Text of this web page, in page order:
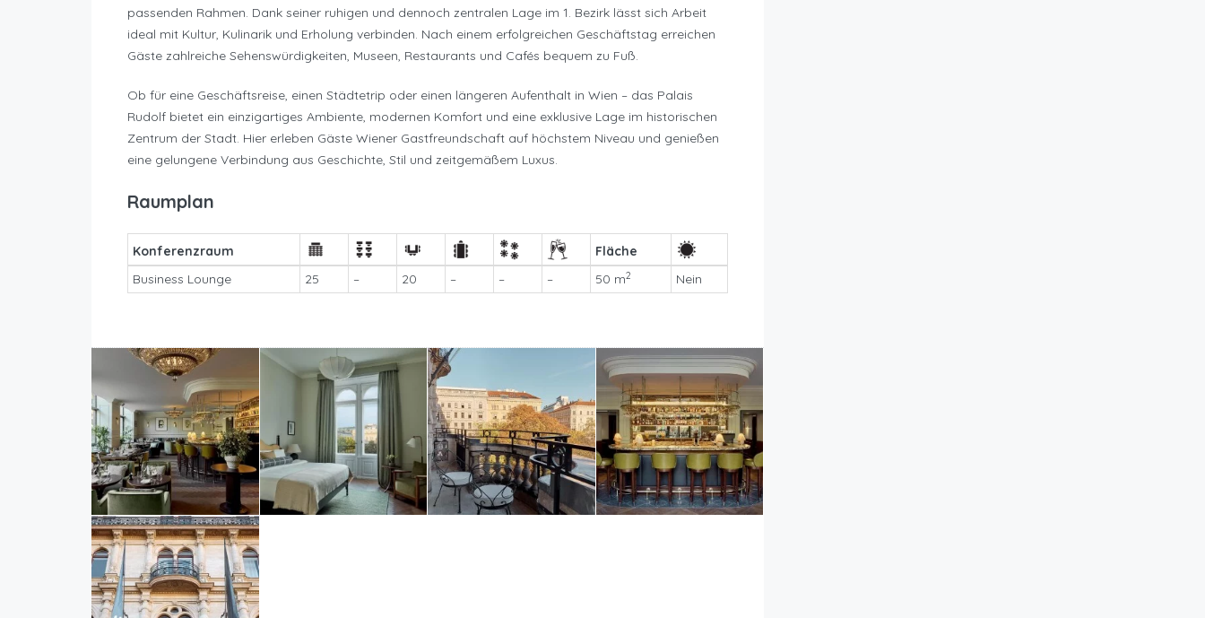
passenden Rahmen. Dank seiner ruhigen und dennoch zentralen Lage im 1. Bezirk lässt sich Arbeit
ideal mit Kultur, Kulinarik und Erholung verbinden. Nach einem erfolgreichen Geschäftstag erreichen
Gäste zahlreiche Sehenswürdigkeiten, Museen, Restaurants und Cafés bequem zu Fuß.
Ob für eine Geschäftsreise, einen Städtetrip oder einen längeren Aufenthalt in Wien – das Palais
Rudolf bietet ein einzigartiges Ambiente, modernen Komfort und eine exklusive Lage im historischen
Zentrum der Stadt. Hier erleben Gäste Wiener Gastfreundschaft auf höchstem Niveau und genießen
eine gelungene Verbindung aus Geschichte, Stil und zeitgemäßem Luxus.
Raumplan
Konferenzraum
Fläche
Business Lounge
25 – 20 – – – 50 m2 Nein